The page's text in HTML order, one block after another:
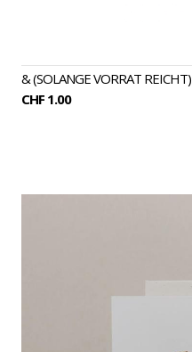
& (SOLANGE VORRAT REICHT)
CHF 1.00